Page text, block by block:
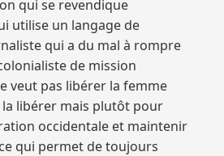
qui se revendique
utilise un langage de
qui a du mal à rompre
de mission
veut pas libérer la femme
libérer mais plutôt pour
occidentale et maintenir
qui permet de toujours